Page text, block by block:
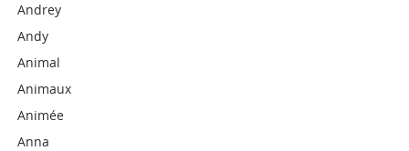
Andrey
Andy
Animal
Animaux
Animée
Anna